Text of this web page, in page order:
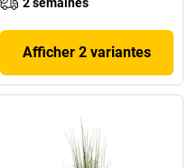
Afficher 2 variantes